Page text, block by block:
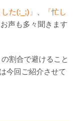
た(:_;)」
「忙し
声も多々聞きます
割合で避けること
今回ご紹介させて